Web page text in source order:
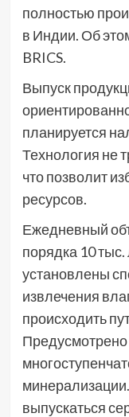
полностью
в Индии. Об
BRICS.
Выпуск
планируется
Технология не
что позволит
ресурсов.
Ежедневный
порядка 10 тыс.
установлены
извлечения
происходить
выпускаться